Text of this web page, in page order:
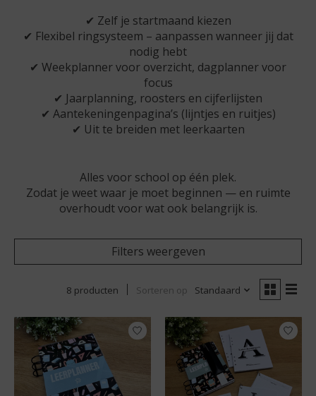
✔ Zelf je startmaand kiezen
✔ Flexibel ringsysteem – aanpassen wanneer jij dat
nodig hebt
✔ Weekplanner voor overzicht, dagplanner voor
focus
✔ Jaarplanning, roosters en cijferlijsten
✔ Aantekeningenpagina’s (lijntjes en ruitjes)
✔ Uit te breiden met leerkaarten
Alles voor school op één plek.
Zodat je weet waar je moet beginnen — en ruimte
overhoudt voor wat ook belangrijk is.
Filters weergeven
8 producten Sorteren op Standaard